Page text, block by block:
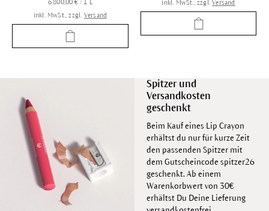
6.800,00 € / 1 L
inkl. MwSt., zzgl. Versand
inkl. MwSt., zzgl.Versand
Spitzer und
Versandkosten
geschenkt
Beim Kauf eines Lip Crayon
erhältst du nur für kurze Zeit
den passenden Spitzer mit
dem Gutscheincode spitzer26
geschenkt. Ab einem
Warenkorbwert von 30€
erhältst Du Deine Lieferung